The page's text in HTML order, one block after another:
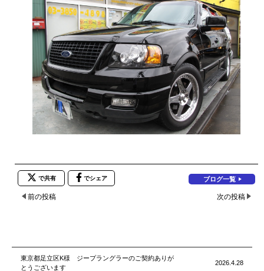
で共有 でシェア ブログ一覧
前の投稿 次の投稿
東京都足立区K様 ジープラングラーのご契約ありが
とうございます
2026.4.28